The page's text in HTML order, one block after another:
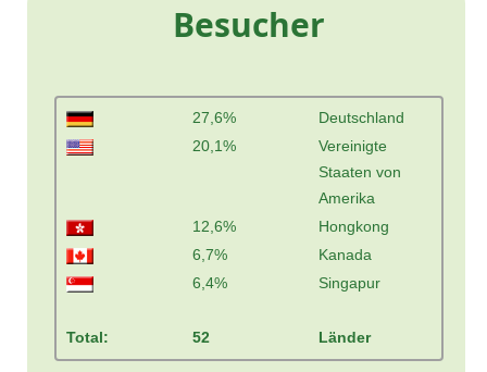
Besucher
27,6%
Deutschland
20,1%
Vereinigte
Staaten von
Amerika
12,6%
Hongkong
6,7%
Kanada
6,4%
Singapur
Total: 52 Länder